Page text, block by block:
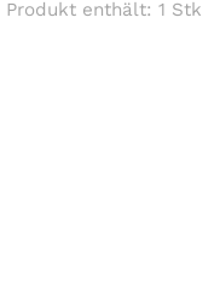
Produkt enthält: 1 Stk